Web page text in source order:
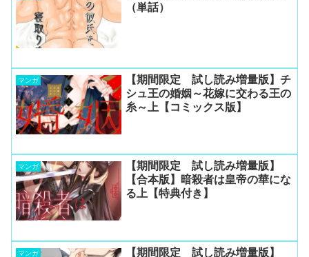
（単話）
マンガ
【期間限定 試し読み増量版】チ
シュ王の婚姻～花嫁に交わる王の
糸～上【コミックス版】
マンガ
【期間限定 試し読み増量版】
【合本版】暗殺者は皇帝の華にな
る上【特典付き】
マンガ
【期間限定 試し読み増量版】